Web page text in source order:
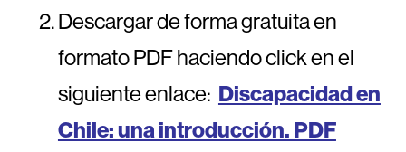
Descargar de forma gratuita en
formato PDF haciendo click en el
siguiente enlace: Discapacidad en
Chile: una introducción. PDF